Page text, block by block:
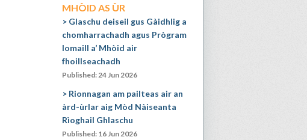
MHÒID AS ÙR
Glaschu deiseil gus Gàidhlig a
chomharrachadh agus Prògram
Iomaill a’ Mhòid air
fhoillseachadh
Published: 24 Jun 2026
Rionnagan am pailteas air an
àrd-ùrlar aig Mòd Nàiseanta
Rìoghail Ghlaschu
Published: 16 Jun 2026